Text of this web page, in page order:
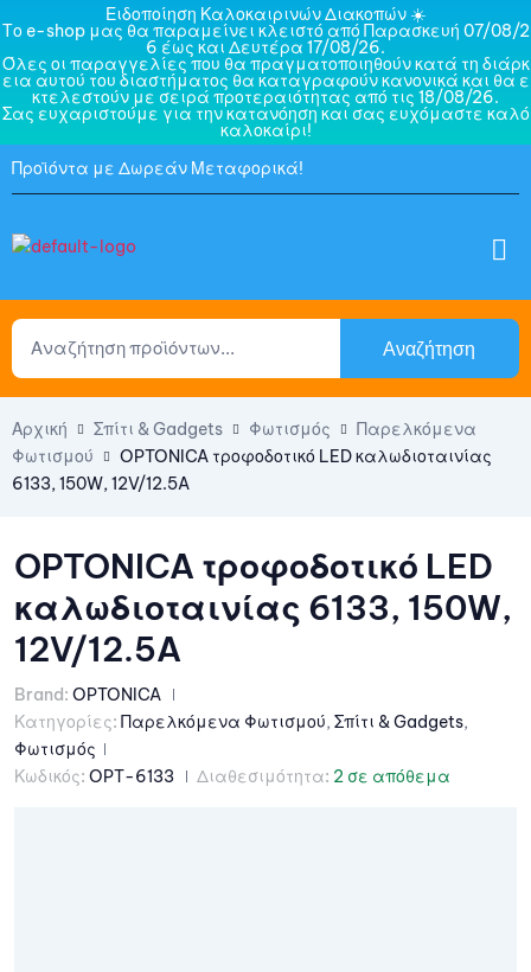
Ειδοποίηση Καλοκαιρινών Διακοπών ☀️
Το e-shop μας θα παραμείνει κλειστό από Παρασκευή 07/08/2
6 έως και Δευτέρα 17/08/26.
Όλες οι παραγγελίες που θα πραγματοποιηθούν κατά τη διάρκ
εια αυτού του διαστήματος θα καταγραφούν κανονικά και θα ε
κτελεστούν με σειρά προτεραιότητας από τις 18/08/26.
Σας ευχαριστούμε για την κατανόηση και σας ευχόμαστε καλό
καλοκαίρι!
Προϊόντα με Δωρεάν Μεταφορικά!
Αναζήτηση
Αρχική Σπίτι & Gadgets Φωτισμός
Παρελκόμενα
Φωτισμού
OPTONICA τροφοδοτικό LED καλωδιοταινίας
6133, 150W, 12V/12.5A
OPTONICA τροφοδοτικό LED
καλωδιοταινίας 6133, 150W,
12V/12.5A
Brand: OPTONICA
Κατηγορίες: Παρελκόμενα Φωτισμού, Σπίτι & Gadgets,
Φωτισμός
Κωδικός: OPT-6133 Διαθεσιμότητα: 2 σε απόθεμα